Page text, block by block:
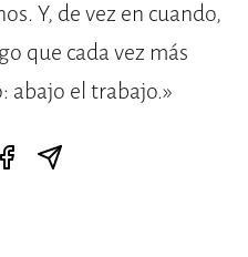
Y, de vez en cuando,
que cada vez más
abajo el trabajo.»